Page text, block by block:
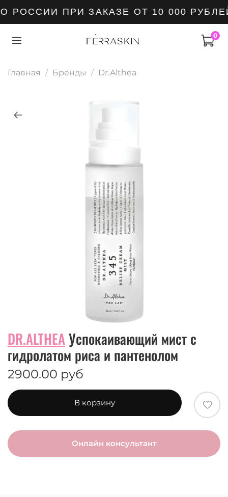
РОССИИ ПРИ ЗАКАЗЕ ОТ 10 000
0
Главная Бренды Dr.Althea
DR.ALTHEAУспокаивающий мист с
гидролатом риса и пантенолом
2900.00 руб
В корзину
Онлайн консультант